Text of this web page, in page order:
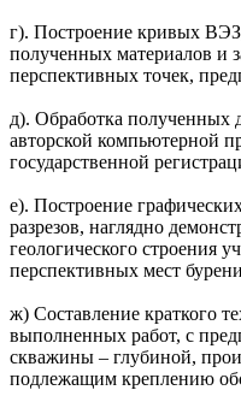
г). Построение кривых
полученных материалов и
перспективных точек,
д). Обработка полученных
авторской компьютерной
государственной
е). Построение
разрезов, наглядно
геологического строения
перспективных мест
ж) Составление краткого
выполненных работ, с
скважины – глубиной,
подлежащим креплению